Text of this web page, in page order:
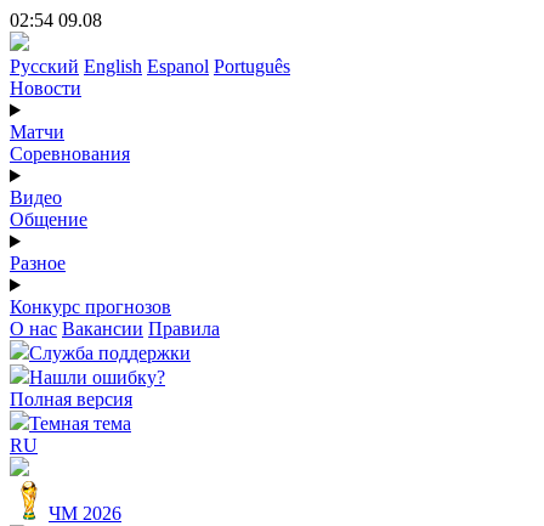
02:54 09.08
Русский English Espanol Português
Новости
Матчи
Соревнования
Видео
Общение
Разное
Конкурс прогнозов
О нас Вакансии Правила
Служба поддержки
Нашли ошибку?
Полная версия
Темная тема
RU
ЧМ 2026